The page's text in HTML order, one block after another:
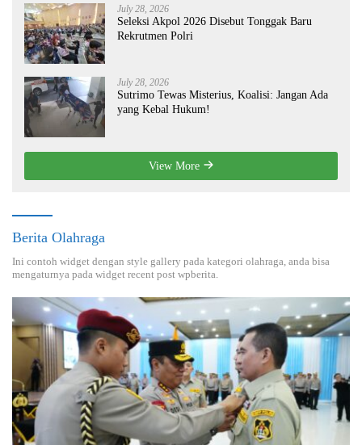
July 28, 2026
Seleksi Akpol 2026 Disebut Tonggak Baru
Rekrutmen Polri
July 28, 2026
Sutrimo Tewas Misterius, Koalisi: Jangan Ada
yang Kebal Hukum!
View More
Berita Olahraga
Ini contoh widget dengan style gallery pada kategori olahraga, anda bisa
mengaturnya pada widget recent post wpberita.